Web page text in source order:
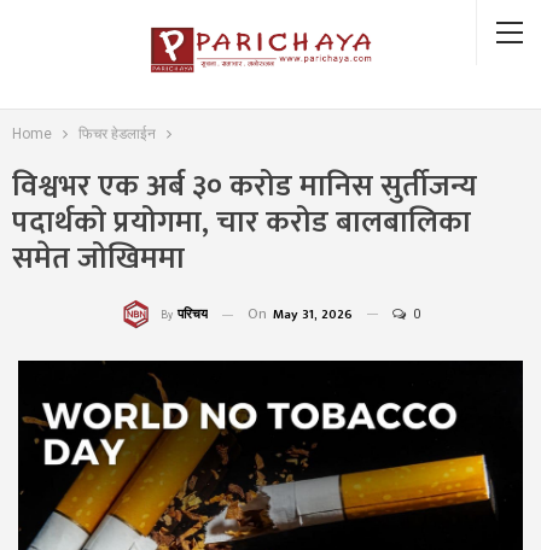
Home फिचर हेडलाईन
विश्वभर एक अर्ब ३० करोड मानिस सुर्तीजन्य
पदार्थको प्रयोगमा, चार करोड बालबालिका
समेत जोखिममा
By परिचय On May 31, 2026 0